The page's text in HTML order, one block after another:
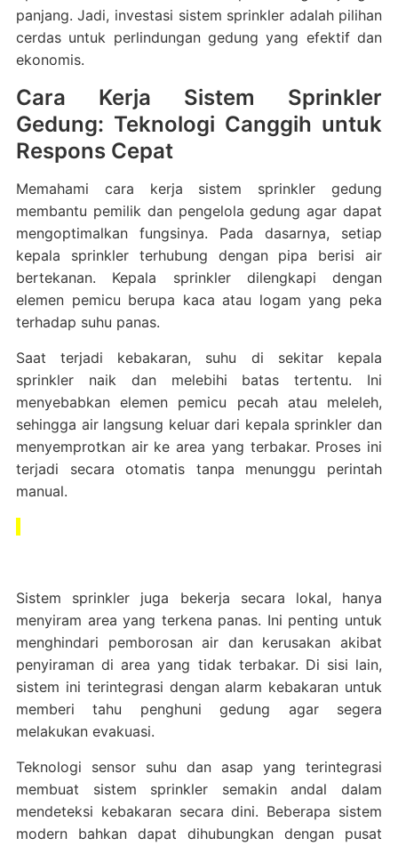
panjang. Jadi, investasi sistem sprinkler adalah pilihan
cerdas untuk perlindungan gedung yang efektif dan
ekonomis.
Cara Kerja Sistem Sprinkler
Gedung: Teknologi Canggih untuk
Respons Cepat
Memahami cara kerja sistem sprinkler gedung
membantu pemilik dan pengelola gedung agar dapat
mengoptimalkan fungsinya. Pada dasarnya, setiap
kepala sprinkler terhubung dengan pipa berisi air
bertekanan. Kepala sprinkler dilengkapi dengan
elemen pemicu berupa kaca atau logam yang peka
terhadap suhu panas.
Saat terjadi kebakaran, suhu di sekitar kepala
sprinkler naik dan melebihi batas tertentu. Ini
menyebabkan elemen pemicu pecah atau meleleh,
sehingga air langsung keluar dari kepala sprinkler dan
menyemprotkan air ke area yang terbakar. Proses ini
terjadi secara otomatis tanpa menunggu perintah
manual.
Sistem sprinkler juga bekerja secara lokal, hanya
menyiram area yang terkena panas. Ini penting untuk
menghindari pemborosan air dan kerusakan akibat
penyiraman di area yang tidak terbakar. Di sisi lain,
sistem ini terintegrasi dengan alarm kebakaran untuk
memberi tahu penghuni gedung agar segera
melakukan evakuasi.
Teknologi sensor suhu dan asap yang terintegrasi
membuat sistem sprinkler semakin andal dalam
mendeteksi kebakaran secara dini. Beberapa sistem
modern bahkan dapat dihubungkan dengan pusat